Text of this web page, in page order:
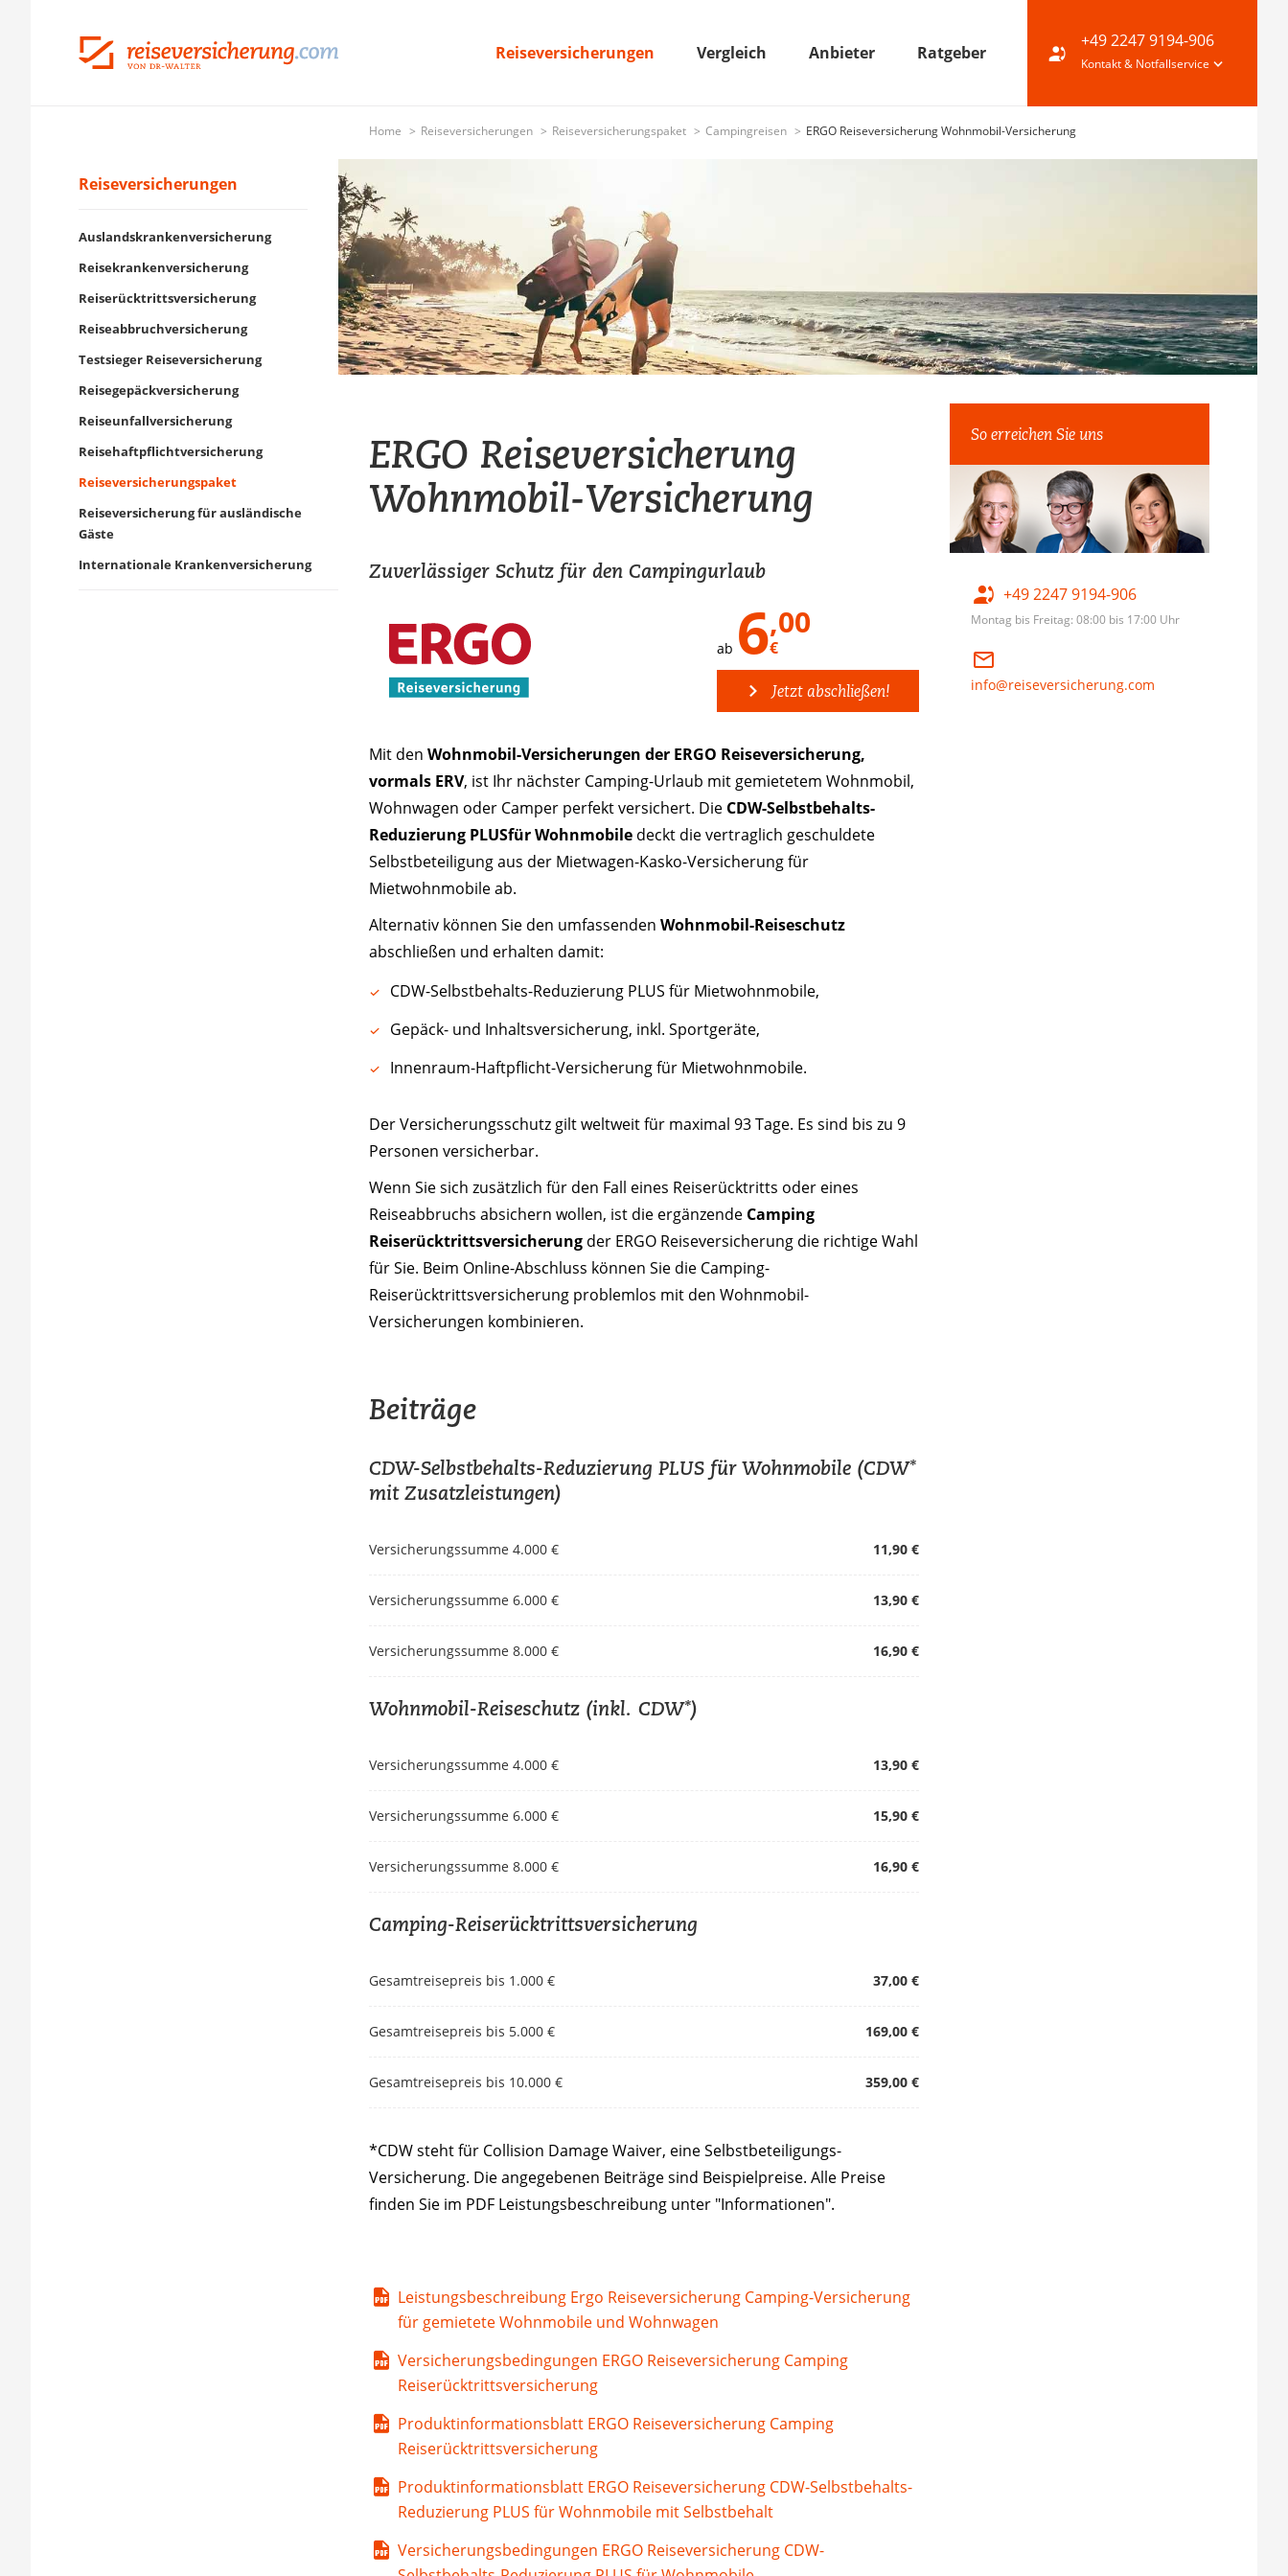
Reiseversicherungen Vergleich Anbieter Ratgeber
+49 2247 9194-906
Kontakt & Notfallservice
Home Reiseversicherungen Reiseversicherungspaket Campingreisen ERGO Reiseversicherung Wohnmobil-Versicherung
Reiseversicherungen
Auslandskrankenversicherung
Reisekrankenversicherung
Reiserücktrittsversicherung
Reiseabbruchversicherung
Testsieger Reiseversicherung
Reisegepäckversicherung
Reiseunfallversicherung
Reisehaftpflichtversicherung
Reiseversicherungspaket
Reiseversicherung für ausländische
Gäste
Internationale Krankenversicherung
ERGO Reiseversicherung
Wohnmobil-Versicherung
Zuverlässiger Schutz für den Campingurlaub
ab 6,00
€
Jetzt abschließen!
Mit den Wohnmobil-Versicherungen der ERGO Reiseversicherung,
vormals ERV, ist Ihr nächster Camping-Urlaub mit gemietetem Wohnmobil,
Wohnwagen oder Camper perfekt versichert. Die CDW-Selbstbehalts-
Reduzierung PLUSfür Wohnmobile deckt die vertraglich geschuldete
Selbstbeteiligung aus der Mietwagen-Kasko-Versicherung für
Mietwohnmobile ab.
Alternativ können Sie den umfassenden Wohnmobil-Reiseschutz
abschließen und erhalten damit:
CDW-Selbstbehalts-Reduzierung PLUS für Mietwohnmobile,
Gepäck- und Inhaltsversicherung, inkl. Sportgeräte,
Innenraum-Haftpflicht-Versicherung für Mietwohnmobile.
Der Versicherungsschutz gilt weltweit für maximal 93 Tage. Es sind bis zu 9
Personen versicherbar.
Wenn Sie sich zusätzlich für den Fall eines Reiserücktritts oder eines
Reiseabbruchs absichern wollen, ist die ergänzende Camping
Reiserücktrittsversicherung der ERGO Reiseversicherung die richtige Wahl
für Sie. Beim Online-Abschluss können Sie die Camping-
Reiserücktrittsversicherung problemlos mit den Wohnmobil-
Versicherungen kombinieren.
Beiträge
CDW-Selbstbehalts-Reduzierung PLUS für Wohnmobile (CDW*
mit Zusatzleistungen)
Versicherungssumme 4.000 € 11,90 €
Versicherungssumme 6.000 € 13,90 €
Versicherungssumme 8.000 € 16,90 €
Wohnmobil-Reiseschutz (inkl. CDW*)
Versicherungssumme 4.000 € 13,90 €
Versicherungssumme 6.000 € 15,90 €
Versicherungssumme 8.000 € 16,90 €
Camping-Reiserücktrittsversicherung
Gesamtreisepreis bis 1.000 € 37,00 €
Gesamtreisepreis bis 5.000 € 169,00 €
Gesamtreisepreis bis 10.000 € 359,00 €
*CDW steht für Collision Damage Waiver, eine Selbstbeteiligungs-
Versicherung. Die angegebenen Beiträge sind Beispielpreise. Alle Preise
finden Sie im PDF Leistungsbeschreibung unter "Informationen".
Leistungsbeschreibung Ergo Reiseversicherung Camping-Versicherung
für gemietete Wohnmobile und Wohnwagen
Versicherungsbedingungen ERGO Reiseversicherung Camping
Reiserücktrittsversicherung
Produktinformationsblatt ERGO Reiseversicherung Camping
Reiserücktrittsversicherung
Produktinformationsblatt ERGO Reiseversicherung CDW-Selbstbehalts-
Reduzierung PLUS für Wohnmobile mit Selbstbehalt
Versicherungsbedingungen ERGO Reiseversicherung CDW-
So erreichen Sie uns
+49 2247 9194-906
Montag bis Freitag: 08:00 bis 17:00 Uhr
info@reiseversicherung.com